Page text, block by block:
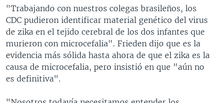
"Trabajando con nuestros colegas brasileños, los
CDC pudieron identificar material genético del virus
de zika en el tejido cerebral de los dos infantes que
murieron con microcefalia". Frieden dijo que es la
evidencia más sólida hasta ahora de que el zika es la
causa de microcefalia, pero insistió en que "aún no
es definitiva".